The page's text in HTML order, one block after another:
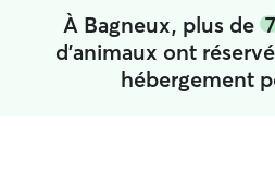
À Bagneux, plus de
d'animaux ont
hébergement